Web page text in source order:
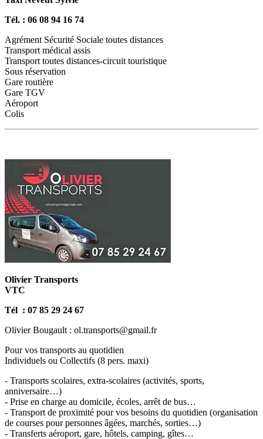
Tél. : 06 08 94 16 74
Agrément Sécurité Sociale toutes distances
Transport médical assis
Transport toutes distances-circuit touristique
Sous réservation
Gare routière
Gare TGV
Aéroport
Colis
Olivier Transports
VTC
Tél : 07 85 29 24 67
Olivier Bougault : ol.transports@gmail.fr
Pour vos transports au quotidien
Individuels ou Collectifs (8 pers. maxi)
- Transports scolaires, extra-scolaires (activités, sports,
anniversaire…)
- Prise en charge au domicile, écoles, arrêt de bus…
- Transport de proximité pour vos besoins du quotidien (organisation
de courses pour personnes âgées, marchés, sorties…)
- Transferts aéroport, gare, hôtels, camping, gîtes…